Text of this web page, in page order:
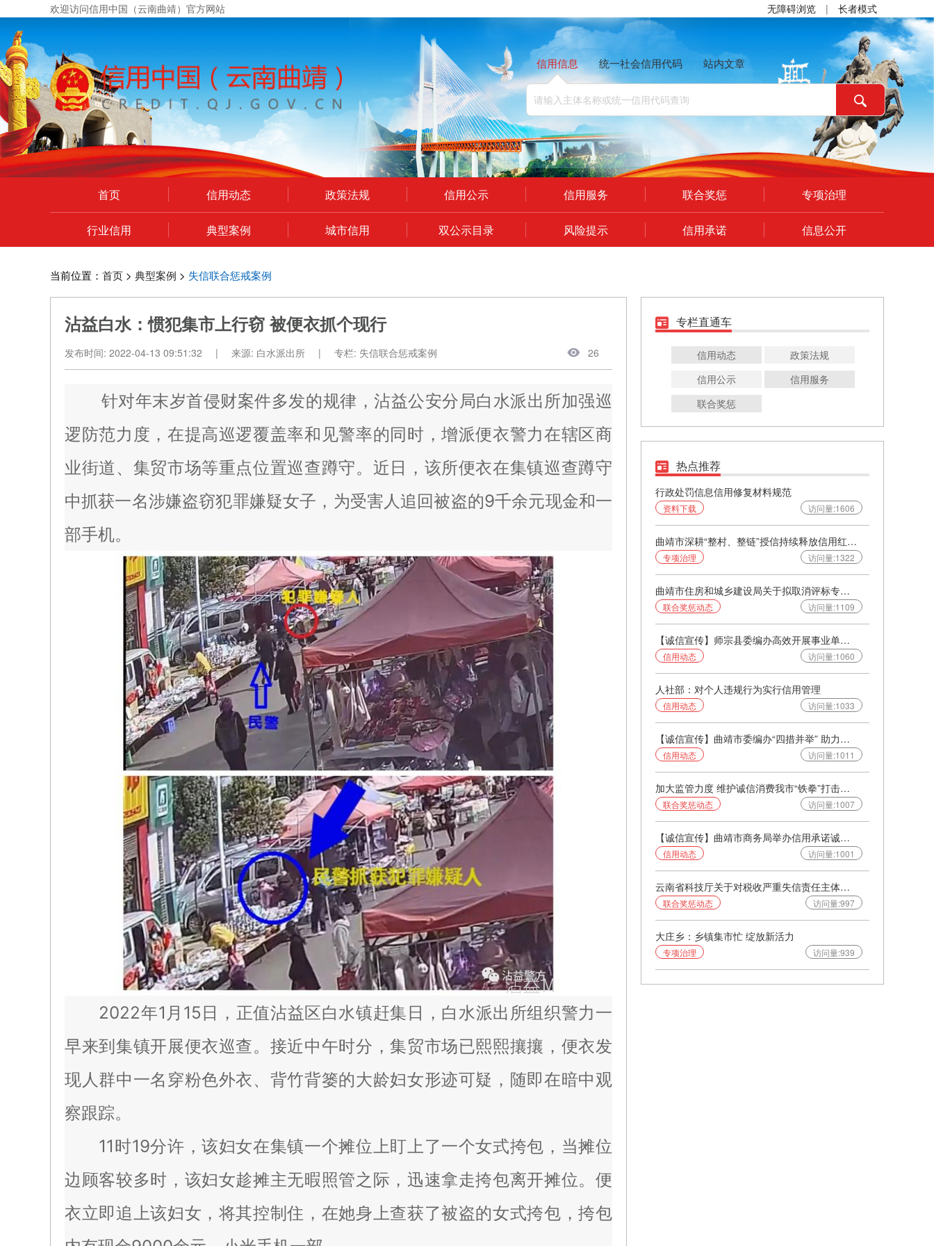
欢迎访问信用中国（云南曲靖）官方网站 无障碍浏览 | 长者模式
信用信息 统一社会信用代码 站内文章
首页 信用动态 政策法规 信用公示 信用服务 联合奖惩 专项治理
行业信用 典型案例 城市信用 双公示目录 风险提示 信用承诺 信息公开
当前位置： 首页 > 典型案例 > 失信联合惩戒案例
沾益白水：惯犯集市上行窃 被便衣抓个现行
发布时间: 2022-04-13 09:51:32 | 来源: 白水派出所 | 专栏: 失信联合惩戒案例 26
针对年末岁首侵财案件多发的规律，沾益公安分局白水派出所加强巡
逻防范力度，在提高巡逻覆盖率和见警率的同时，增派便衣警力在辖区商
业街道、集贸市场等重点位置巡查蹲守。近日，该所便衣在集镇巡查蹲守
中抓获一名涉嫌盗窃犯罪嫌疑女子，为受害人追回被盗的9千余元现金和一
部手机。
2022年1月15日，正值沾益区白水镇赶集日，白水派出所组织警力一
早来到集镇开展便衣巡查。接近中午时分，集贸市场已熙熙攘攘，便衣发
现人群中一名穿粉色外衣、背竹背篓的大龄妇女形迹可疑，随即在暗中观
察跟踪。
11时19分许，该妇女在集镇一个摊位上盯上了一个女式挎包，当摊位
边顾客较多时，该妇女趁摊主无暇照管之际，迅速拿走挎包离开摊位。便
衣立即追上该妇女，将其控制住，在她身上查获了被盗的女式挎包，挎包
专栏直通车
信用动态
政策法规
信用公示
信用服务
联合奖惩
热点推荐
行政处罚信息信用修复材料规范
资料下载 访问量:1606
曲靖市深耕“整村、整链”授信持续释放信用红利 助力乡村产业发展
专项治理 访问量:1322
曲靖市住房和城乡建设局关于拟取消评标专家资格的通知
联合奖惩动态 访问量:1109
【诚信宣传】师宗县委编办高效开展事业单位年度报告核查工作
信用动态 访问量:1060
人社部：对个人违规行为实行信用管理
信用动态 访问量:1033
【诚信宣传】曲靖市委编办“四措并举” 助力事业单位信用体系建设
信用动态 访问量:1011
加大监管力度 维护诚信消费我市“铁拳”打击企业失信行为
联合奖惩动态 访问量:1007
【诚信宣传】曲靖市商务局举办信用承诺诚信经营放心消费主题实践活动
信用动态 访问量:1001
云南省科技厅关于对税收严重失信责任主体实施联合惩戒的通告
联合奖惩动态 访问量:997
大庄乡：乡镇集市忙 绽放新活力
专项治理 访问量:939